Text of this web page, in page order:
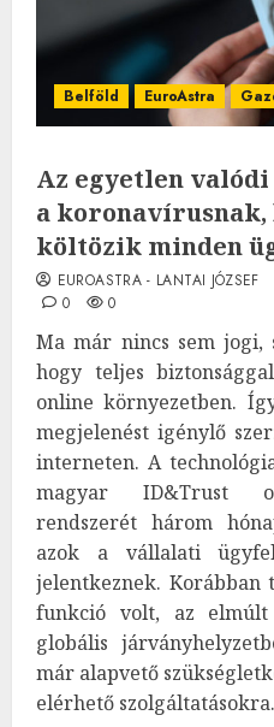
Belföld EuroAstra
Az egyetlen
a koronavírusnak,
költözik minden
EUROASTRA - LANTAI JÓZSEF
0
0
Ma már nincs sem jogi,
hogy teljes
online környezetben.
megjelenést igénylő
interneten. A
magyar ID&Trust
rendszerét három
azok a vállalati
jelentkeznek. Korábban
funkció volt, az elmúlt
globális
már alapvető
elérhető